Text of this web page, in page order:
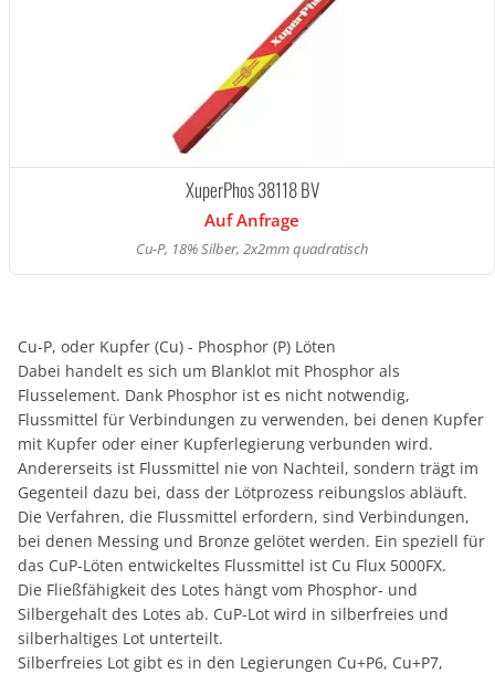
XuperPhos 38118 BV
Auf Anfrage
Cu-P, 18% Silber, 2x2mm quadratisch
Cu-P, oder Kupfer (Cu) - Phosphor (P) Löten
Dabei handelt es sich um Blanklot mit Phosphor als
Flusselement. Dank Phosphor ist es nicht notwendig,
Flussmittel für Verbindungen zu verwenden, bei denen Kupfer
mit Kupfer oder einer Kupferlegierung verbunden wird.
Andererseits ist Flussmittel nie von Nachteil, sondern trägt im
Gegenteil dazu bei, dass der Lötprozess reibungslos abläuft.
Die Verfahren, die Flussmittel erfordern, sind Verbindungen,
bei denen Messing und Bronze gelötet werden. Ein speziell für
das CuP-Löten entwickeltes Flussmittel ist Cu Flux 5000FX.
Die Fließfähigkeit des Lotes hängt vom Phosphor- und
Silbergehalt des Lotes ab. CuP-Lot wird in silberfreies und
silberhaltiges Lot unterteilt.
Silberfreies Lot gibt es in den Legierungen Cu+P6, Cu+P7,